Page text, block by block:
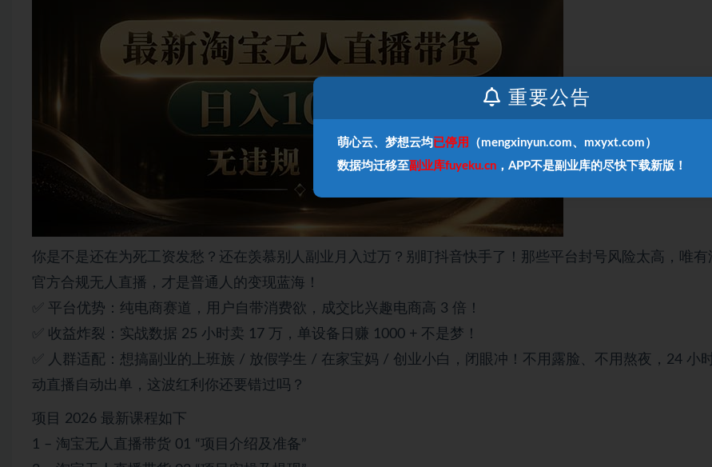
你是不是还在为死工资发愁？还在羡慕别人副业月入过万？别盯抖音快手了！那些平台封号风险太高，唯有
官方合规无人直播，才是普通人的变现蓝海！
✅ 平台优势：纯电商赛道，用户自带消费欲，成交比兴趣电商高 3 倍！
✅ 收益炸裂：实战数据 25 小时卖 17 万，单设备日赚 1000 + 不是梦！
✅ 人群适配：想搞副业的上班族 / 放假学生 / 在家宝妈 / 创业小白，闭眼冲！不用露脸、不用熬夜，24 小
动直播自动出单，这波红利你还要错过吗？
项目 2026 最新课程如下
1 – 淘宝无人直播带货 01 “项目介绍及准备”
重要公告
萌心云、梦想云均 已停用
（mengxinyun.com、mxyxt.com）
数据均迁移至副业库fuyeku.cn ，APP不是副业库的尽快下载新版！